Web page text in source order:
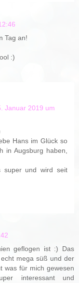
Tag an!
:)
Januar 2019 um
Hans im Glück so
in Augsburg haben,
super und wird seit
geflogen ist :) Das
mega süß und der
was für mich gewesen
interessant und